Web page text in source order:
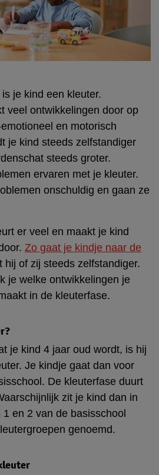
je kind een kleuter.
veel ontwikkelingen door op
en motorisch
je kind steeds zelfstandiger
steeds groter.
ervaren met je kleuter.
onschuldig en gaan ze
er veel en maakt je kind
Zo gaat je kindje naar de
hij of zij steeds zelfstandiger.
je welke ontwikkelingen je
in de kleuterfase.
je kind 4 jaar oud wordt, is hij
Je kindje gaat dan voor
De kleuterfase duurt
zit je kind dan in
en 2 van de basisschool
genoemd.